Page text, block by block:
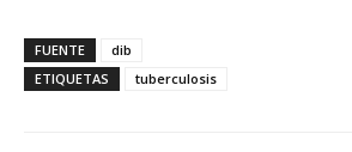
FUENTE
dib
ETIQUETAS
tuberculosis